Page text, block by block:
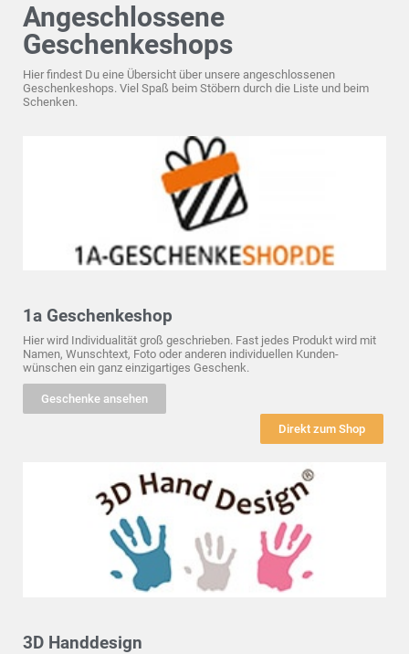
Angeschlossene
Geschenkeshops
Hier findest Du eine Übersicht über unsere angeschlossenen
Geschenkeshops. Viel Spaß beim Stöbern durch die Liste und beim
Schenken.
1a Geschenkeshop
Hier wird Individualität groß geschrieben. Fast jedes Produkt wird mit
Namen, Wunschtext, Foto oder anderen individuellen Kunden-
wünschen ein ganz einzigartiges Geschenk.
Geschenke ansehen
Direkt zum Shop
3D Handdesign